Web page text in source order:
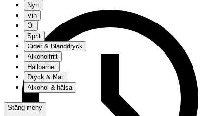
Nytt
Vin
Öl
Sprit
Cider & Blanddryck
Alkoholfritt
Hållbarhet
Dryck & Mat
Alkohol & hälsa
Stäng meny